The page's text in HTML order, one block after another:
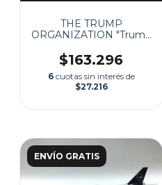
THE TRUMP
ORGANIZATION "Trump
$163.296
6 cuotas sin interés de
$27.216
ENVÍO GRATIS